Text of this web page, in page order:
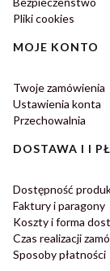
Pliki cookies
MOJE KONTO
Twoje zamówienia
Ustawienia konta
Przechowalnia
DOSTAWA I I
Dostępność
Faktury i paragony
Koszty i forma
Czas realizacji
Sposoby płatności